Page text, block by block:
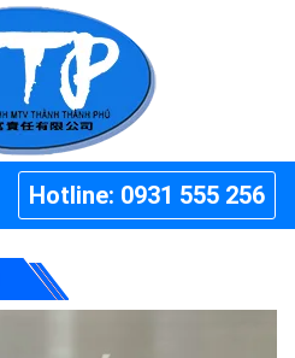
Hotline: 0931 555 256